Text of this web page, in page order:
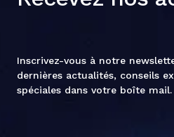
Inscrivez-vous à notre
dernières actualités, conseils
spéciales dans votre boîte mail.